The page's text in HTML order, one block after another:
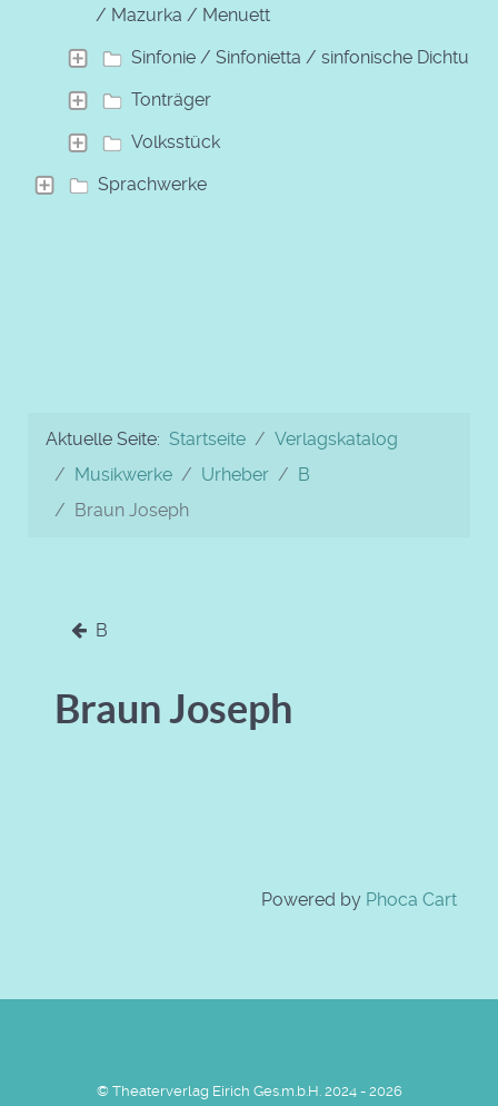
/ Mazurka / Menuett
Sinfonie / Sinfonietta / sinfonische Dichtung
Tonträger
Volksstück
Sprachwerke
Aktuelle Seite: Startseite
Verlagskatalog
Musikwerke
Urheber
B
Braun Joseph
B
Braun Joseph
Powered by Phoca Cart
© Theaterverlag Eirich Ges.m.b.H. 2024 - 2026